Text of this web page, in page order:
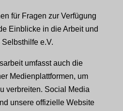
für Fragen zur Verfügung
Einblicke in die Arbeit und
e.V.
umfasst auch die
Medienplattformen, um
verbreiten. Social Media
unsere offizielle Website